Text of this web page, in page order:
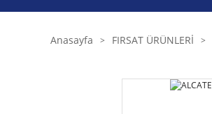
Anasayfa FIRSAT ÜRÜNLERİ